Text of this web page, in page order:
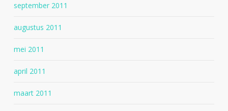
september 2011
augustus 2011
mei 2011
april 2011
maart 2011